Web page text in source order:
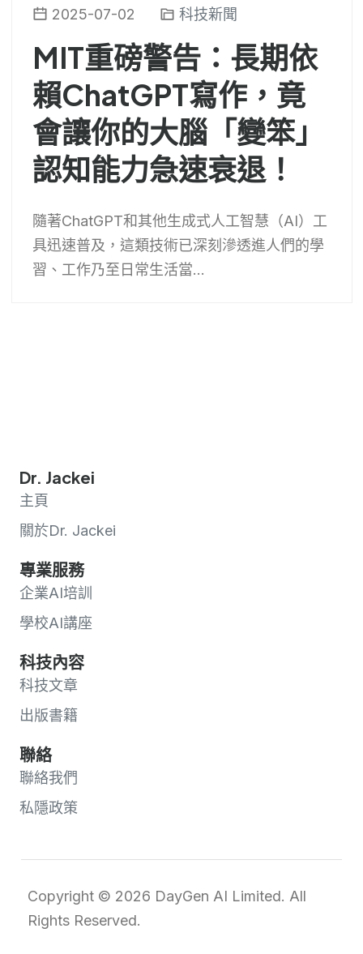
2025-07-02
科技新聞
MIT重磅警告：長期依
賴ChatGPT寫作，竟
會讓你的大腦「變笨」
認知能力急速衰退！
隨著ChatGPT和其他生成式人工智慧（AI）工
具迅速普及，這類技術已深刻滲透進人們的學
習、工作乃至日常生活當...
Dr. Jackei
主頁
關於Dr. Jackei
專業服務
企業AI培訓
學校AI講座
科技內容
科技文章
出版書籍
聯絡
聯絡我們
私隱政策
Copyright © 2026 DayGen AI Limited. All
Rights Reserved.